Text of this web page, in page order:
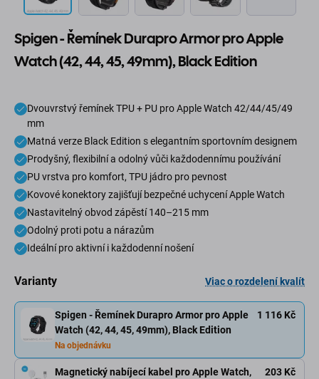
Spigen - Řemínek Durapro Armor pro Apple
Watch (42, 44, 45, 49mm), Black Edition
Dvouvrstvý řemínek TPU + PU pro Apple Watch 42/44/45/49
mm
Matná verze Black Edition s elegantním sportovním designem
Prodyšný, flexibilní a odolný vůči každodennímu používání
PU vrstva pro komfort, TPU jádro pro pevnost
Kovové konektory zajišťují bezpečné uchycení Apple Watch
Nastavitelný obvod zápěstí 140–215 mm
Odolný proti potu a nárazům
Ideální pro aktivní i každodenní nošení
Varianty Viac o rozdelení kvalít
Magnetický nabíjecí kabel pro Apple Watch,
203 Kč
Spigen - Řemínek Durapro Armor pro Apple
Watch (42, 44, 45, 49mm), Black Edition
1 116 Kč
Na objednávku